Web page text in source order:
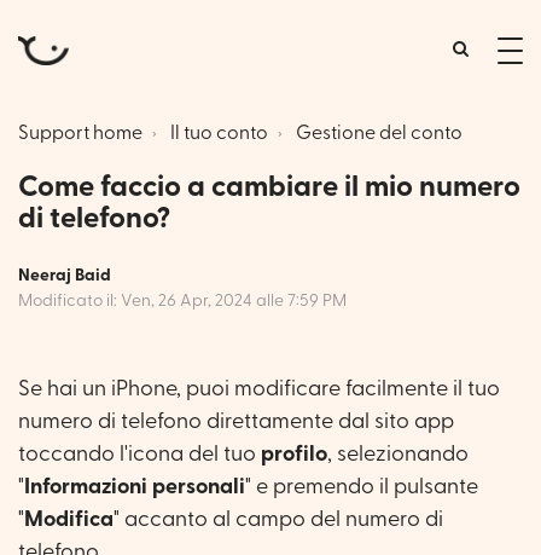
Support home Il tuo conto Gestione del conto
Come faccio a cambiare il mio numero
di telefono?
Neeraj Baid
Modificato il: Ven, 26 Apr, 2024 alle 7:59 PM
Se hai un iPhone, puoi modificare facilmente il tuo
numero di telefono direttamente dal sito app
toccando l'icona del tuo profilo, selezionando
" Informazioni personali" e premendo il pulsante
" Modifica" accanto al campo del numero di